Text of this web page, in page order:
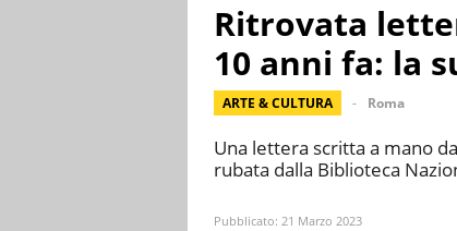
Ritrovata
10 anni fa: la
ARTE & CULTURA Roma
Una lettera scritta a mano
rubata dalla Biblioteca
Pubblicato: 21 Marzo 2023